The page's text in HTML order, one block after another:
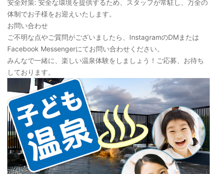
安全対策: 安全な環境を提供するため、スタッフが常駐し、万全の
体制でお子様をお迎えいたします。
お問い合わせ
ご不明な点やご質問がございましたら、InstagramのDMまたは
Facebook Messengerにてお問い合わせください。
みんなで一緒に、楽しい温泉体験をしましょう！ご応募、お待ち
しております。